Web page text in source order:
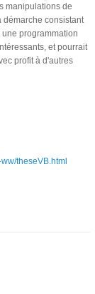
manipulations de
démarche consistant
programmation
et pourrait
profit à d'autres
theseVB.html